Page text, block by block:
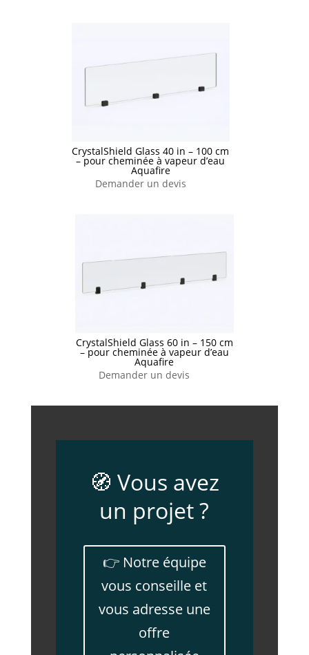
CrystalShield Glass 40 in – 100 cm
– pour cheminée à vapeur d’eau
Aquafire
Demander un devis
CrystalShield Glass 60 in – 150 cm
– pour cheminée à vapeur d’eau
Aquafire
Demander un devis
🧭 Vous avez
un projet ?
👉 Notre équipe
vous conseille et
vous adresse une
offre